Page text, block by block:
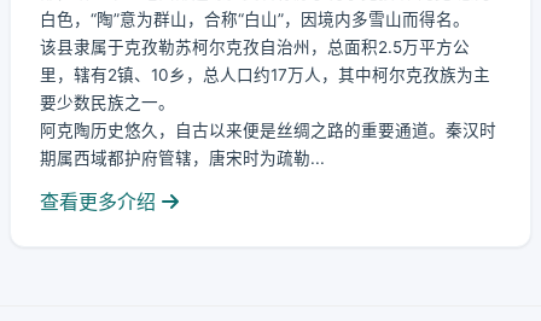
白色，“陶”意为群山，合称“白山”，因境内多雪山而得名。
该县隶属于克孜勒苏柯尔克孜自治州，总面积2.5万平方公
里，辖有2镇、10乡，总人口约17万人，其中柯尔克孜族为主
要少数民族之一。
阿克陶历史悠久，自古以来便是丝绸之路的重要通道。秦汉时
期属西域都护府管辖，唐宋时为疏勒...
查看更多介绍